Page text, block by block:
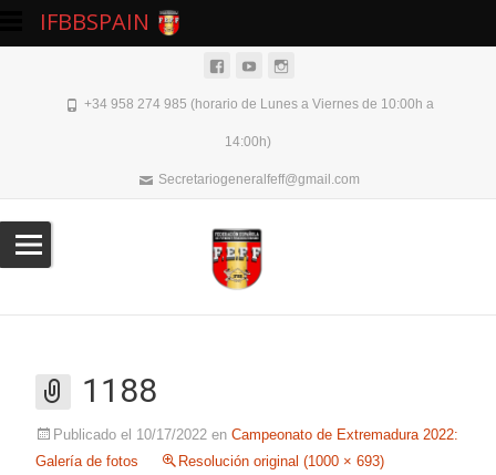
+34 958 274 985 (horario de Lunes a Viernes de 10:00h a
14:00h)
Secretariogeneralfeff@gmail.com
1188
Publicado el 10/17/2022 en Campeonato de Extremadura 2022:
Galería de fotos
Resolución original (1000 × 693)
IFBBSPAIN